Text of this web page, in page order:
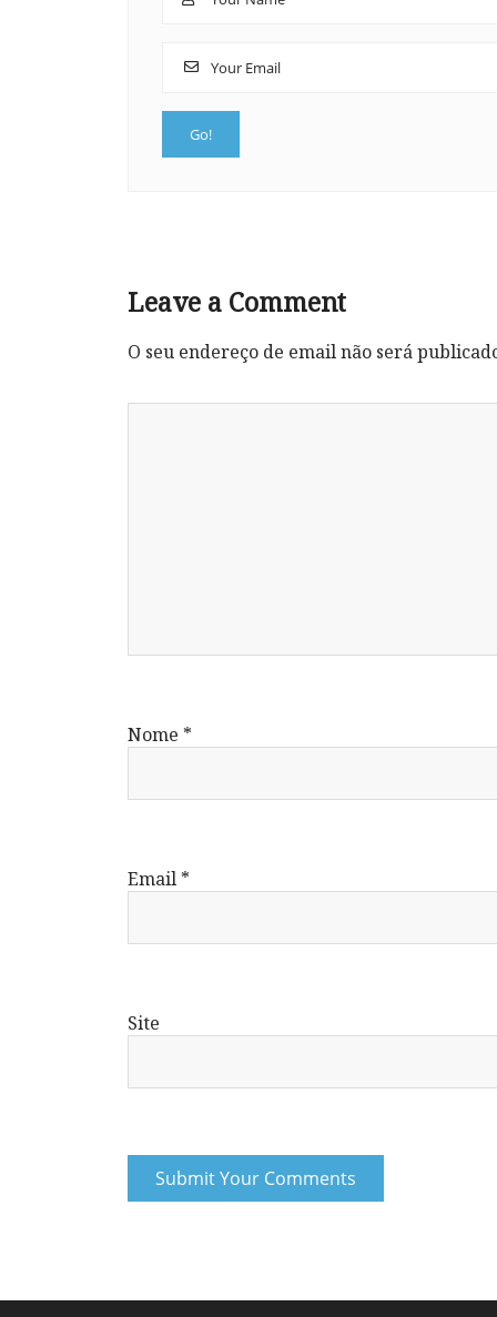
Leave a Comment
O seu endereço de email não será
Nome *
Email *
Site